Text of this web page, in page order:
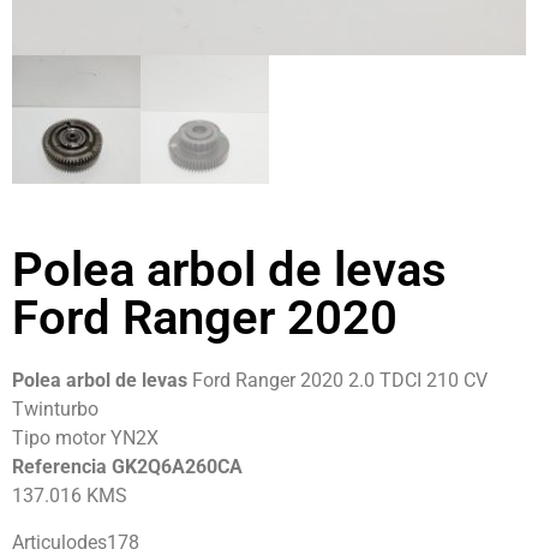
Polea arbol de levas
Ford Ranger 2020
Polea arbol de levas Ford Ranger 2020 2.0 TDCI 210 CV
Twinturbo
Tipo motor YN2X
Referencia GK2Q6A260CA
137.016 KMS
Articulodes178